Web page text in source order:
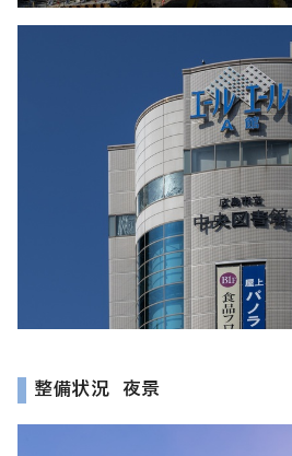
整備状況 夜景